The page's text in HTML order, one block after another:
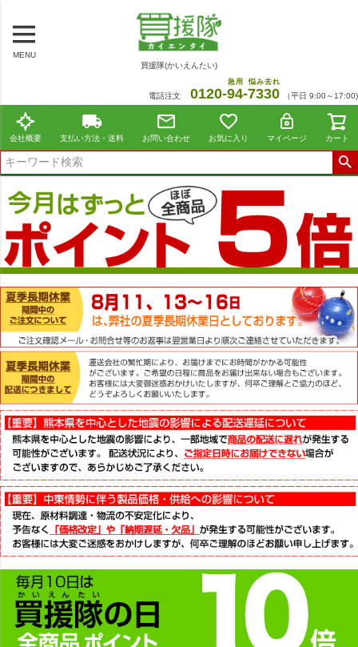
MENU
買援隊(かいえんたい)
電話注文 0120-94
急用
-7330
悩み去れ
（平日 9:00～17:00)
会社概要 支払い方法・送料 お問い合わせ お気に入り マイページ カート